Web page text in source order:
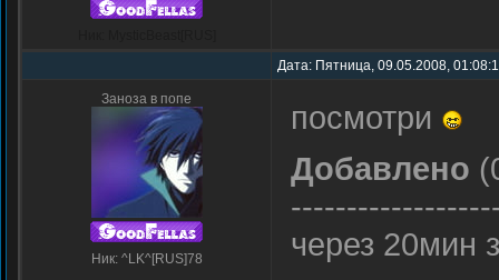
Дата: Пятница, 09.05.2008,
Заноза в попе
Ник: ^LK^[RUS]78
посмотри
Добавлено
через 20мин